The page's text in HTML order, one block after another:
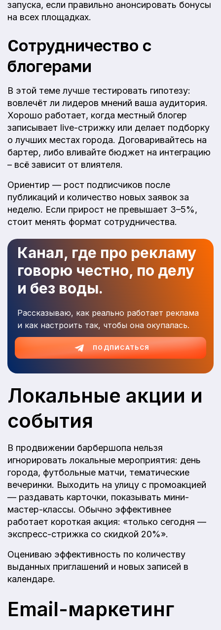
запуска, если правильно анонсировать бонусы
на всех площадках.
Сотрудничество с
блогерами
В этой теме лучше тестировать гипотезу:
вовлечёт ли лидеров мнений ваша аудитория.
Хорошо работает, когда местный блогер
записывает live-стрижку или делает подборку
о лучших местах города. Договаривайтесь на
бартер, либо вливайте бюджет на интеграцию
– всё зависит от влиятеля.
Ориентир — рост подписчиков после
публикаций и количество новых заявок за
неделю. Если прирост не превышает 3–5%,
стоит менять формат сотрудничества.
Канал, где про рекламу
говорю честно, по делу
и без воды.
Рассказываю, как реально работает реклама
и как настроить так, чтобы она окупалась.
ПОДПИСАТЬСЯ
Локальные акции и
события
В продвижении барбершопа нельзя
игнорировать локальные мероприятия: день
города, футбольные матчи, тематические
вечеринки. Выходить на улицу с промоакцией
— раздавать карточки, показывать мини-
мастер-классы. Обычно эффективнее
работает короткая акция: «только сегодня —
экспресс-стрижка со скидкой 20%».
Оцениваю эффективность по количеству
выданных приглашений и новых записей в
календаре.
Email-маркетинг